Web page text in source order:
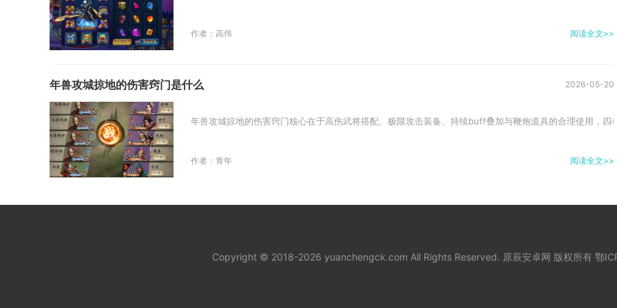
作者：高伟 阅读全文>>
年兽攻城掠地的伤害窍门是什么 2026-05-20
年兽攻城掠地的伤害窍门核心在于高伤武将搭配、极限攻击装备、持续buff叠加与鞭炮道具的合理使用，
作者：青年 阅读全文>>
Copyright © 2018-2026 yuanchengck.com All Rights Reserved. 原辰安卓网 版权所有 鄂